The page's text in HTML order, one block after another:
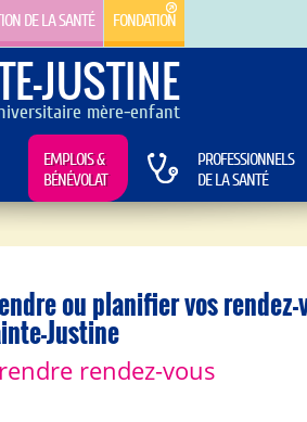
DE LA SANTÉ FONDATION
JUSTINE
mère-enfant
EMPLOIS &
BÉNÉVOLAT
PROFESSIONNELS
DE LA SANTÉ
ou planifier vos rendez-
Justine
rendez-vous